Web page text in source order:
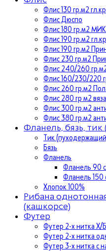
Флис 130 гр.м2
Флис Дюспо
Флис 180 гр.м2
Флис 190 гр.м2
Флис 190 гр.м2
Флис 230 гр.м2
Флис 240/260
Флис 160/230/220
Флис 260 гр.м2
Флис 280 гр м2
Флис 300 гр.м2
Флис 380 гр.м2
Фланель, бязь,
Тик
Бязь
Фланель
Фланель 90
Фланель 150
Хлопок 100%
Рибана
(кашкорсе)
Футер
Футер 2-х нитка Х/Б
Футер 2-х нитка
Футер 3-х нитка с